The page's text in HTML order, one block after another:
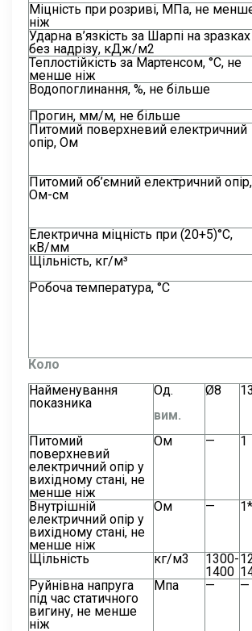
Міцність при розриві, МПа, не
ніж
Ударна в’язкість за Шарпі на зразках
без надрізу, кДж/м2
Теплостійкість за Мартенсом, °С, не
менше ніж
Водопоглинання, %, не більше
Прогин, мм/м, не більше
Питомий поверхневий електричний
опір, Ом
Питомий об’ємний електричний опір,
Ом-см
Електрична міцність при (20+5)°С,
кВ/мм
Щільність, кг/м³
Робоча температура, °С
Коло
Найменування
показника
Од.
вим.
Ø8 13
Питомий
поверхневий
електричний опір у
вихідному стані, не
менше ніж
Ом — 1
Внутрішній
електричний опір у
вихідному стані, не
менше ніж
Ом —
Щільність кг/м3
1300-
1400
Руйнівна напруга
під час статичного
вигину, не менше
ніж
Мпа — —